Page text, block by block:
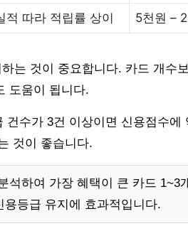
적 따라 적립률 상이 5천원 –
는 것이 중요합니다. 카드 개수
도움이 됩니다.
건수가 3건 이상이면 신용점수에
것이 좋습니다.
석하여 가장 혜택이 큰 카드 1~3
등급 유지에 효과적입니다.